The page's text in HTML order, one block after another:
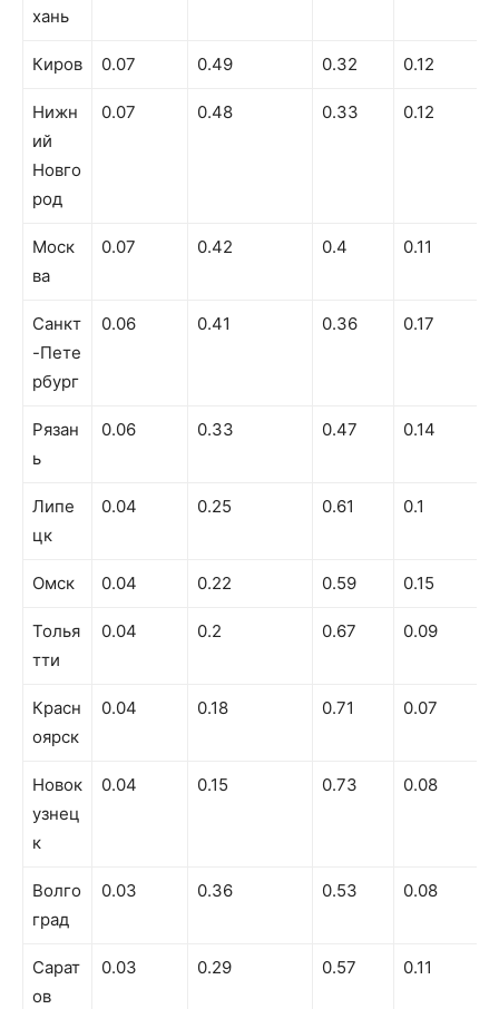
хань
Киров 0.07 0.49 0.32 0.12
Нижн
ий
Новго
род
0.07 0.48 0.33 0.12
Моск
ва
0.07 0.42 0.4 0.11
Санкт
-Пете
рбург
0.06 0.41 0.36 0.17
Рязан
ь
0.06 0.33 0.47 0.14
Липе
цк
0.04 0.25 0.61 0.1
Омск 0.04 0.22 0.59 0.15
Толья
тти
0.04 0.2 0.67 0.09
Красн
оярск
0.04 0.18 0.71 0.07
Новок
узнец
к
0.04 0.15 0.73 0.08
Волго
град
0.03 0.36 0.53 0.08
Сарат
ов
0.03 0.29 0.57 0.11